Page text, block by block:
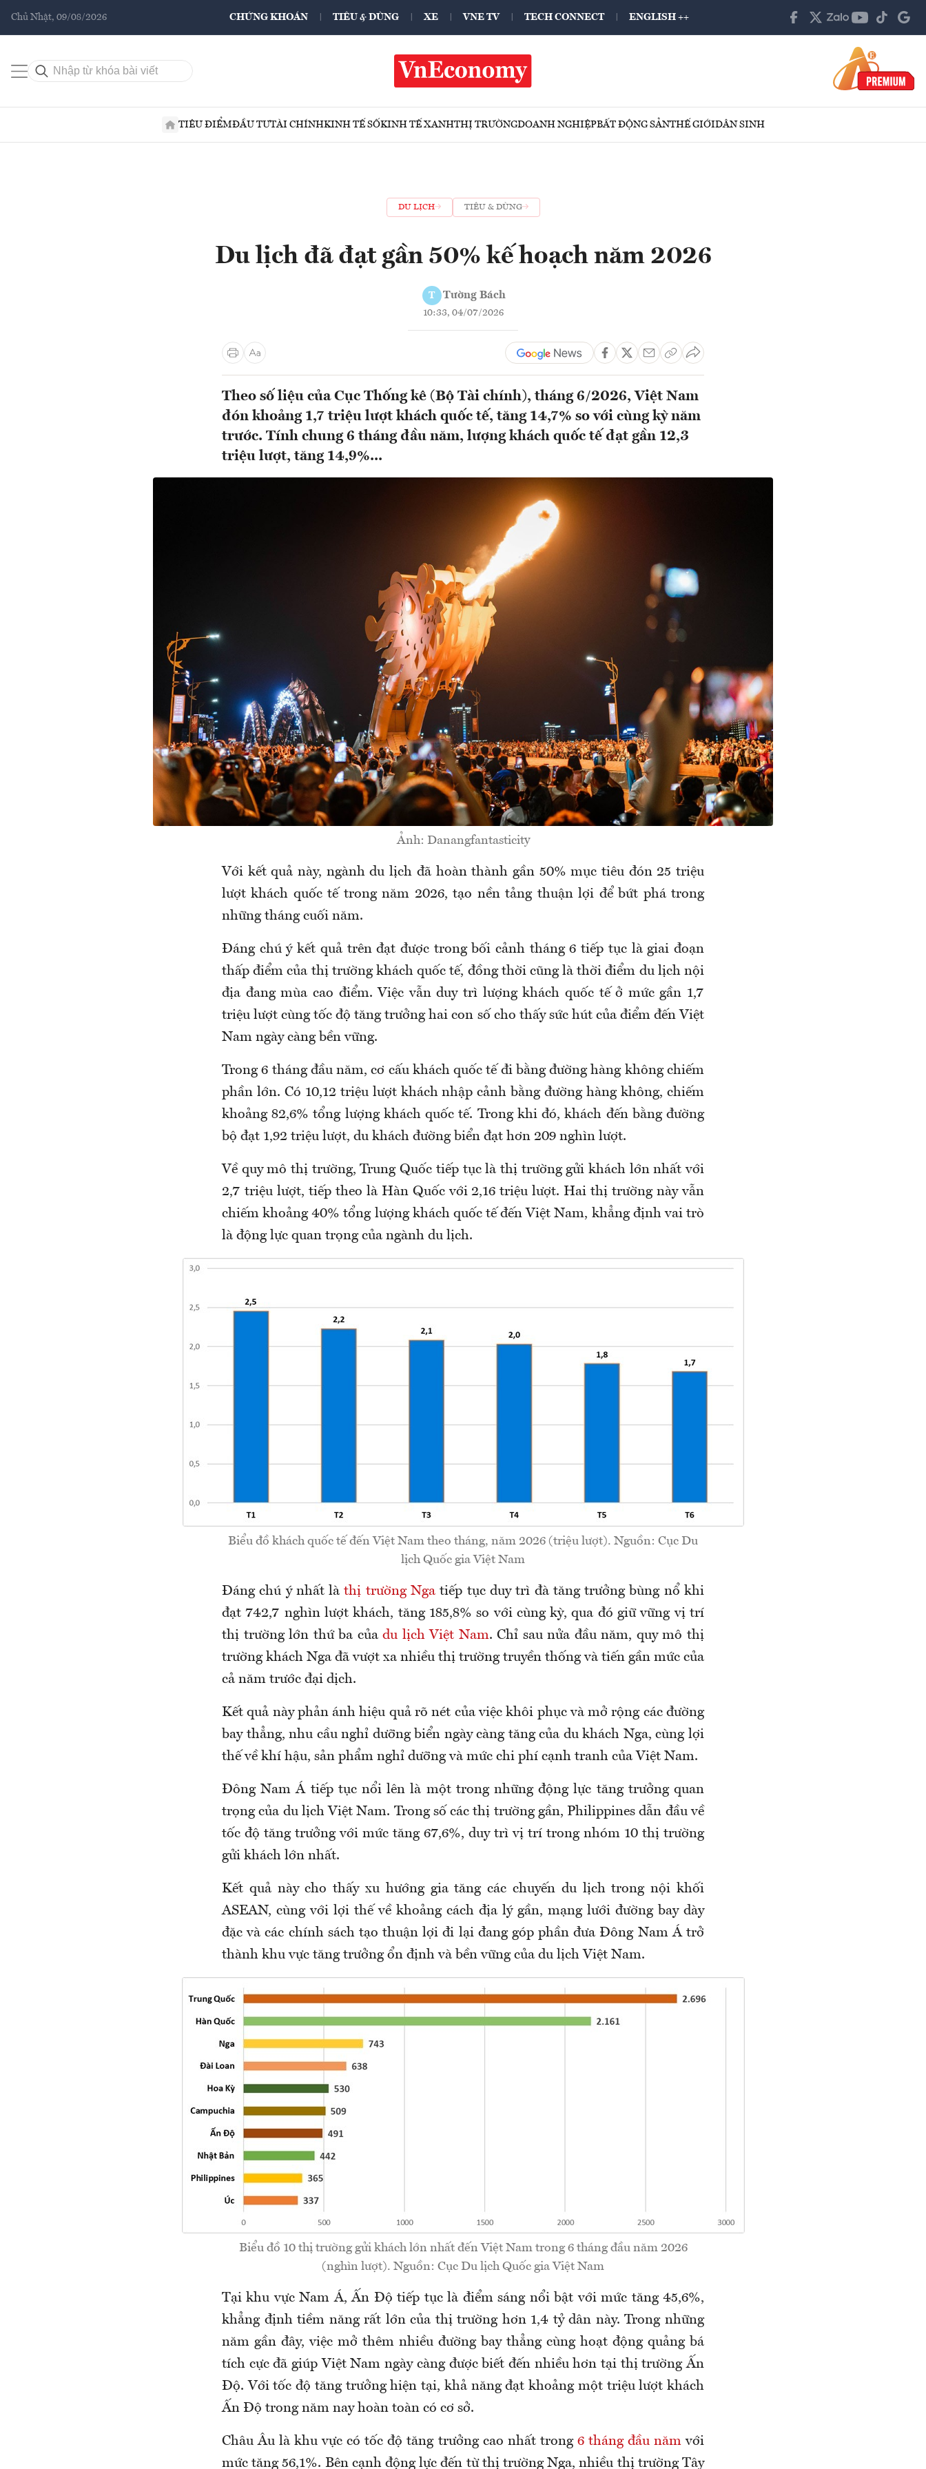
Chủ Nhật, 09/08/2026 CHỨNG KHOÁN TIÊU & DÙNG XE VNE TV TECH CONNECT ENGLISH ++
TIÊU ĐIỂMĐẦU TƯTÀI CHÍNHKINH TẾ SỐKINH TẾ XANHTHỊ TRƯỜNGDOANH NGHIỆPBẤT ĐỘNG SẢNTHẾ GIỚIDÂN SINH
DU LỊCH TIÊU & DÙNG
Du lịch đã đạt gần 50% kế hoạch năm 2026
T Tường Bách
10:33, 04/07/2026
Theo số liệu của Cục Thống kê (Bộ Tài chính), tháng 6/2026, Việt Nam
đón khoảng 1,7 triệu lượt khách quốc tế, tăng 14,7% so với cùng kỳ năm
trước. Tính chung 6 tháng đầu năm, lượng khách quốc tế đạt gần 12,3
triệu lượt, tăng 14,9%...
Ảnh: Danangfantasticity
Với kết quả này, ngành du lịch đã hoàn thành gần 50% mục tiêu đón 25 triệu
lượt khách quốc tế trong năm 2026, tạo nền tảng thuận lợi để bứt phá trong
những tháng cuối năm.
Đáng chú ý kết quả trên đạt được trong bối cảnh tháng 6 tiếp tục là giai đoạn
thấp điểm của thị trường khách quốc tế, đồng thời cũng là thời điểm du lịch nội
địa đang mùa cao điểm. Việc vẫn duy trì lượng khách quốc tế ở mức gần 1,7
triệu lượt cùng tốc độ tăng trưởng hai con số cho thấy sức hút của điểm đến Việt
Nam ngày càng bền vững.
Trong 6 tháng đầu năm, cơ cấu khách quốc tế đi bằng đường hàng không chiếm
phần lớn. Có 10,12 triệu lượt khách nhập cảnh bằng đường hàng không, chiếm
khoảng 82,6% tổng lượng khách quốc tế. Trong khi đó, khách đến bằng đường
bộ đạt 1,92 triệu lượt, du khách đường biển đạt hơn 209 nghìn lượt.
Về quy mô thị trường, Trung Quốc tiếp tục là thị trường gửi khách lớn nhất với
2,7 triệu lượt, tiếp theo là Hàn Quốc với 2,16 triệu lượt. Hai thị trường này vẫn
chiếm khoảng 40% tổng lượng khách quốc tế đến Việt Nam, khẳng định vai trò
là động lực quan trọng của ngành du lịch.
Biểu đồ khách quốc tế đến Việt Nam theo tháng, năm 2026 (triệu lượt). Nguồn: Cục Du
lịch Quốc gia Việt Nam
Đáng chú ý nhất làthị trường Nga tiếp tục duy trì đà tăng trưởng bùng nổ khi
đạt 742,7 nghìn lượt khách, tăng 185,8% so với cùng kỳ, qua đó giữ vững vị trí
thị trường lớn thứ ba củadu lịch Việt Nam. Chỉ sau nửa đầu năm, quy mô thị
trường khách Nga đã vượt xa nhiều thị trường truyền thống và tiến gần mức của
cả năm trước đại dịch.
Kết quả này phản ánh hiệu quả rõ nét của việc khôi phục và mở rộng các đường
bay thẳng, nhu cầu nghỉ dưỡng biển ngày càng tăng của du khách Nga, cùng lợi
thế về khí hậu, sản phẩm nghỉ dưỡng và mức chi phí cạnh tranh của Việt Nam.
Đông Nam Á tiếp tục nổi lên là một trong những động lực tăng trưởng quan
trọng của du lịch Việt Nam. Trong số các thị trường gần, Philippines dẫn đầu về
tốc độ tăng trưởng với mức tăng 67,6%, duy trì vị trí trong nhóm 10 thị trường
gửi khách lớn nhất.
Kết quả này cho thấy xu hướng gia tăng các chuyến du lịch trong nội khối
ASEAN, cùng với lợi thế về khoảng cách địa lý gần, mạng lưới đường bay dày
đặc và các chính sách tạo thuận lợi đi lại đang góp phần đưa Đông Nam Á trở
thành khu vực tăng trưởng ổn định và bền vững của du lịch Việt Nam.
Biểu đồ 10 thị trường gửi khách lớn nhất đến Việt Nam trong 6 tháng đầu năm 2026
(nghìn lượt). Nguồn: Cục Du lịch Quốc gia Việt Nam
Tại khu vực Nam Á, Ấn Độ tiếp tục là điểm sáng nổi bật với mức tăng 45,6%,
khẳng định tiềm năng rất lớn của thị trường hơn 1,4 tỷ dân này. Trong những
năm gần đây, việc mở thêm nhiều đường bay thẳng cùng hoạt động quảng bá
tích cực đã giúp Việt Nam ngày càng được biết đến nhiều hơn tại thị trường Ấn
Độ. Với tốc độ tăng trưởng hiện tại, khả năng đạt khoảng một triệu lượt khách
Ấn Độ trong năm nay hoàn toàn có cơ sở.
Châu Âu là khu vực có tốc độ tăng trưởng cao nhất trong 6 tháng đầu nămvới
mức tăng 56,1%. Bên cạnh động lực đến từ thị trường Nga, nhiều thị trường Tây